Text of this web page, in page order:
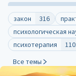
закон 316
психологическая
психотерапия
Все темы